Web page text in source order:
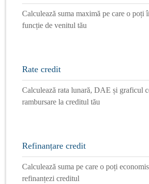
Calculează suma maximă pe care o poți
funcție de venitul tău
Rate credit
Calculează rata lunară, DAE și graficul
rambursare la creditul tău
Refinanțare credit
Calculează suma pe care o poți
refinanțezi creditul